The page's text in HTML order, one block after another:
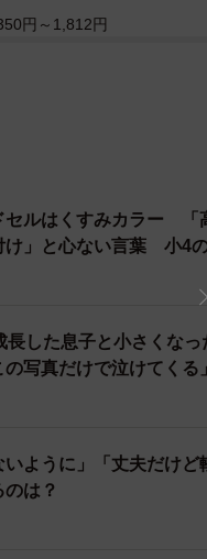
らで購入しましたか？（提供
ろ、最も多い回答は「5
いで「1万円以上5万円
た。
給で出費を抑えた家庭
活用
らは、
円～1,812円
セルはくすみカラー 「
け」と心ない言葉 小4
した息子と小さくな
写真だけで泣けてくる」
いように」「丈夫だけ
は？